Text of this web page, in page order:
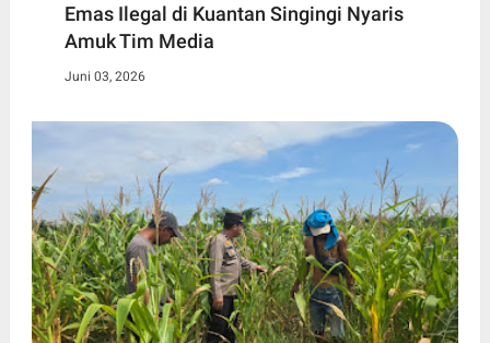
Emas Ilegal di Kuantan Singingi Nyaris
Amuk Tim Media
Juni 03, 2026